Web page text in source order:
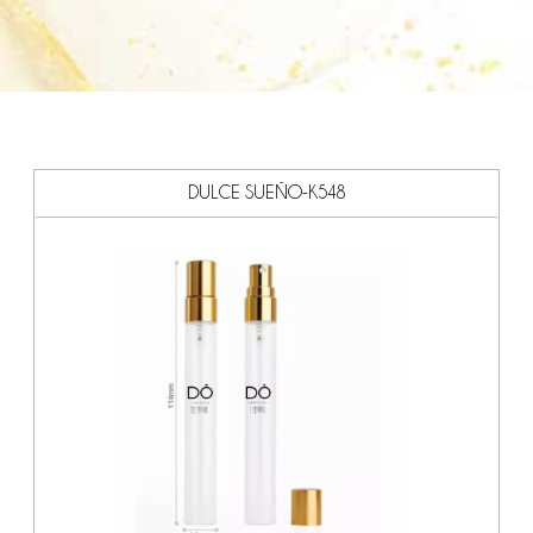
DULCE SUEÑO-K548